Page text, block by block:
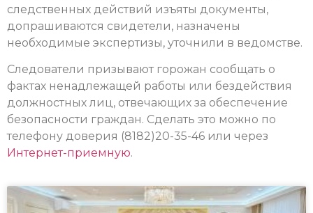
следственных действий изъяты документы,
допрашиваются свидетели, назначены
необходимые экспертизы, уточнили в ведомстве.
Следователи призывают горожан сообщать о
фактах ненадлежащей работы или бездействия
должностных лиц, отвечающих за обеспечение
безопасности граждан. Сделать это можно по
телефону доверия (8182)20-35-46 или через
Интернет-приемную.